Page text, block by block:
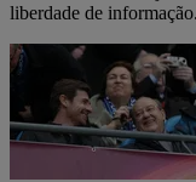
liberdade de informação.